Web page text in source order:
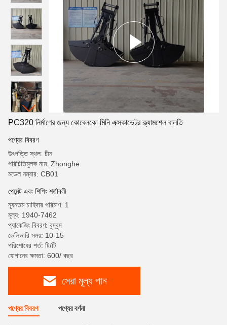
PC320 নির্মাণের জন্য কোবেলকো মিনি এক্সকাভেটর ক্ল্যামশেল বালতি
পণ্যের বিবরণ
উৎপত্তি স্থল: চীন
পরিচিতিমুলক নাম: Zhonghe
মডেল নম্বার: CB01
পেমেন্ট এবং শিপিং শর্তাবলী
ন্যূনতম চাহিদার পরিমাণ: 1
মূল্য: 1940-7462
প্যাকেজিং বিবরণ: বুদ্বুদ
ডেলিভারি সময়: 10-15
পরিশোধের শর্ত: টি/টি
যোগানের ক্ষমতা: 600/ বছর
সেরা মূল্য পান
পণ্যের বিবরণ পণ্যের বর্ণনা